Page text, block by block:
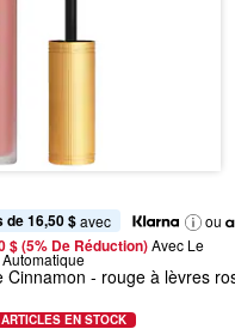
16,50 $ avec
ou
$ (5% De Réduction) Avec Le
Cinnamon - rouge à lèvres
EN STOCK